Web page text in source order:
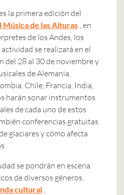
la primera edición del
de las Alturas , en
de los Andes, los
se realizará en el
del 28 al 30 de noviembre y
de Alemania,
Chile, Francia, India,
harán sonar instrumentos
de cada uno de estos
conferencias gratuitas
glaciares y cómo afecta
se pondrán en escena
de diversos géneros.
cultural